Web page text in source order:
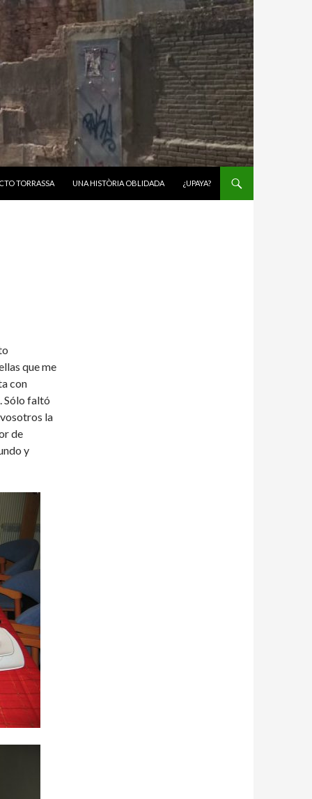
TORRASSA UNA HISTÒRIA OBLIDADA ¿UPAYA?
que me
con
Sólo faltó
vosotros la
de
y